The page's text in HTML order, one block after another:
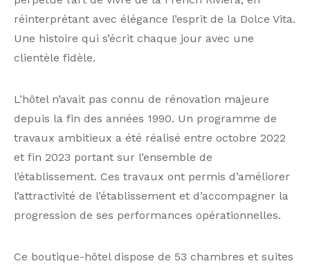
réinterprétant avec élégance l’esprit de la Dolce Vita.
Une histoire qui s’écrit chaque jour avec une
clientèle fidèle.
L’hôtel n’avait pas connu de rénovation majeure
depuis la fin des années 1990. Un programme de
travaux ambitieux a été réalisé entre octobre 2022
et fin 2023 portant sur l’ensemble de
l’établissement. Ces travaux ont permis d’améliorer
l’attractivité de l’établissement et d’accompagner la
progression de ses performances opérationnelles.
Ce boutique-hôtel dispose de 53 chambres et suites